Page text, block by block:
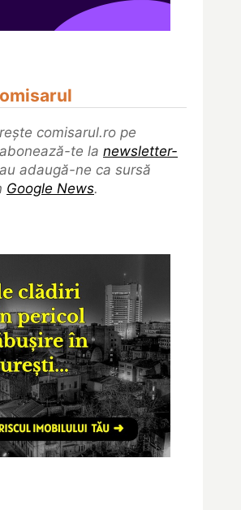
comisarul.ro pe
te la newsletter-
adaugă-ne ca sursă
Google News.